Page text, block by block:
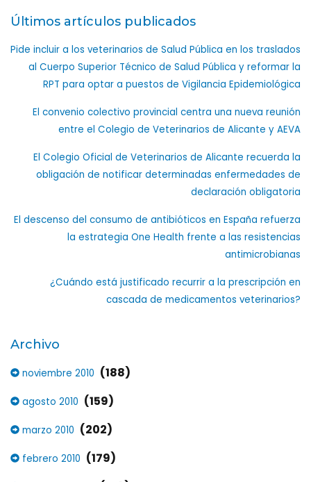
Últimos artículos publicados
Pide incluir a los veterinarios de Salud Pública en los traslados
al Cuerpo Superior Técnico de Salud Pública y reformar la
RPT para optar a puestos de Vigilancia Epidemiológica
El convenio colectivo provincial centra una nueva reunión
entre el Colegio de Veterinarios de Alicante y AEVA
El Colegio Oficial de Veterinarios de Alicante recuerda la
obligación de notificar determinadas enfermedades de
declaración obligatoria
El descenso del consumo de antibióticos en España refuerza
la estrategia One Health frente a las resistencias
antimicrobianas
¿Cuándo está justificado recurrir a la prescripción en
cascada de medicamentos veterinarios?
Archivo
noviembre 2010 (188)
agosto 2010 (159)
marzo 2010 (202)
febrero 2010 (179)